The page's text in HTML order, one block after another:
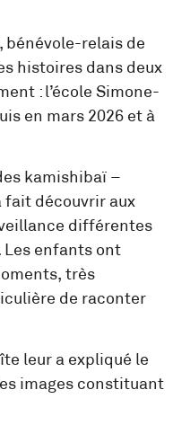
bénévole-relais de
histoires dans deux
: l’école Simone-
en mars 2026 et à
kamishibaï –
fait découvrir aux
différentes
enfants ont
très
de raconter
leur a expliqué le
images constituant